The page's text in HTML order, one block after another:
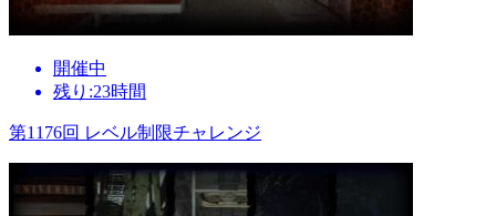
開催中
残り:23時間
第1176回 レベル制限チャレンジ